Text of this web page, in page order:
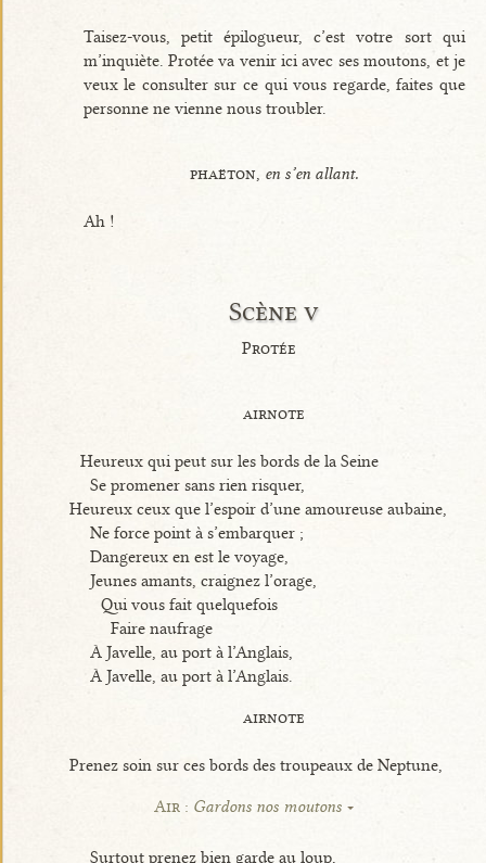
Taisez-vous, petit épilogueur, c’est votre sort qui
m’inquiète. Protée va venir ici avec ses moutons, et je
veux le consulter sur ce qui vous regarde, faites que
personne ne vienne nous troubler.
phaëton, en s’en allant.
Ah !
Scène v
Protée
airnote
Heureux qui peut sur les bords de la Seine
Se promener sans rien risquer,
Heureux ceux que l’espoir d’une amoureuse aubaine,
Ne force point à s’embarquer ;
Dangereux en est le voyage,
Jeunes amants, craignez l’orage,
Qui vous fait quelquefois
Faire naufrage
À Javelle, au port à l’Anglais,
À Javelle, au port à l’Anglais.
airnote
Prenez soin sur ces bords des troupeaux de Neptune,
Air : Gardons nos moutons
Surtout prenez bien garde au loup,